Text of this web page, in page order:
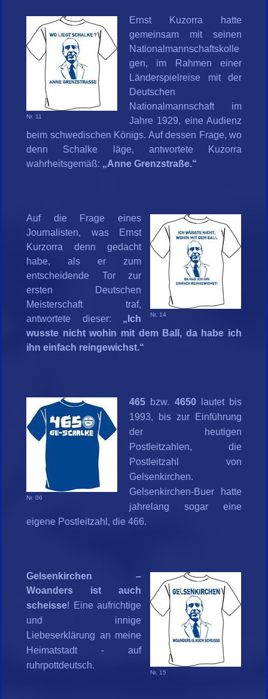
Nr. 11
Ernst Kuzorra hatte
gemeinsam mit seinen
Nationalmannschaftskolle
gen, im Rahmen einer
Länderspielreise mit der
Deutschen
Nationalmannschaft im
Jahre 1929, eine Audienz
beim schwedischen Königs. Auf dessen Frage, wo
denn Schalke läge, antwortete Kuzorra
wahrheitsgemäß: „Anne Grenzstraße.“
Nr. 14
Auf die Frage eines
Journalisten, was Ernst
Kurzorra denn gedacht
habe, als er zum
entscheidende Tor zur
ersten Deutschen
Meisterschaft traf,
antwortete dieser:
„Ich
wusste nicht wohin mit dem Ball, da habe ich
ihn einfach reingewichst.“
Nr. 06
465 bzw. 4650lautet bis
1993, bis zur Einführung
der heutigen
Postleitzahlen, die
Postleitzahl von
Gelsenkirchen.
Gelsenkirchen-Buer hatte
jahrelang sogar eine
eigene Postleitzahl, die 466.
Nr. 15
Gelsenkirchen –
Woanders ist auch
scheisse! Eine aufrichtige
und innige
Liebeserklärung an meine
Heimatstadt - auf
ruhrpottdeutsch.